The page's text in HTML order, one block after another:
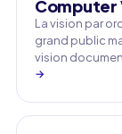
Computer
La vision par
grand public
vision
→